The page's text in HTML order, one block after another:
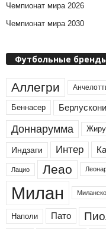
Чемпионат мира 2026
Чемпионат мира 2030
Футбольные
Аллегри
Беннасер Берлускони
Доннарумма
Жиру
Индзаги Интер
Лацио Леао
Милан
Наполи Пато